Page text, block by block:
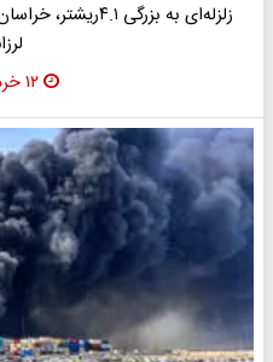
زلزله‌ای به بزرگی
۱۲ خرداد ۱۴۰۴